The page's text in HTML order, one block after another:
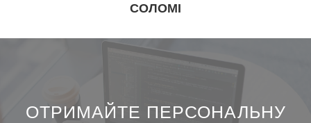
СОЛОМІ
ОТРИМАЙТЕ ПЕРСОНАЛЬНУ